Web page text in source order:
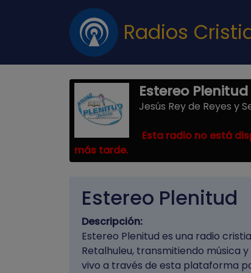
Radios
Estereo Plenitud
Jesús Rey de Reyes y
Esta radio no está
más tarde.
Estereo Plenitud
Descripción:
Estereo Plenitud es una radio
Retalhuleu, transmitiendo música
vivo a través de esta plataforma